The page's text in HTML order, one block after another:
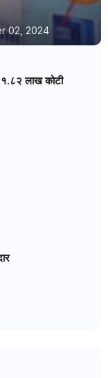
02, 2024
लाख कोटी